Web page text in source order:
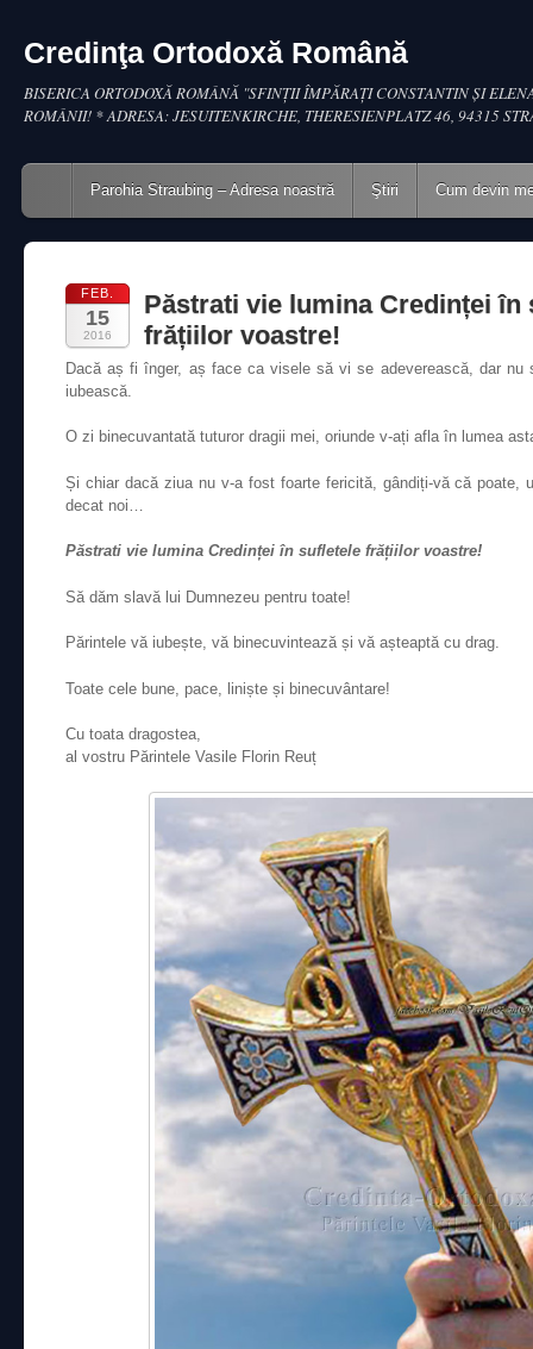
Credinţa Ortodoxă Română
BISERICA ORTODOXĂ ROMÂNĂ "SFINŢII ÎMPĂRAŢI CONSTANTIN ŞI
ROMÂNII! * ADRESA: JESUITENKIRCHE, THERESIENPLATZ 46, 94315
Main menu
Skip to content
Parohia Straubing – Adresa noastră Ştiri Cum devin
FEB.
15
2016
Păstrati vie lumina Credinței în
frățiilor voastre!
Dacă aș fi înger, aș face ca visele să vi se adeverească, dar
iubească.
O zi binecuvantată tuturor dragii mei, oriunde v-ați afla în lumea
Și chiar dacă ziua nu v-a fost foarte fericită, gândiți-vă că poate,
decat noi…
Păstrati vie lumina Credinței în sufletele frățiilor voastre!
Să dăm slavă lui Dumnezeu pentru toate!
Părintele vă iubește, vă binecuvintează și vă așteaptă cu drag.
Toate cele bune, pace, liniște și binecuvântare!
Cu toata dragostea,
al vostru Părintele Vasile Florin Reuț